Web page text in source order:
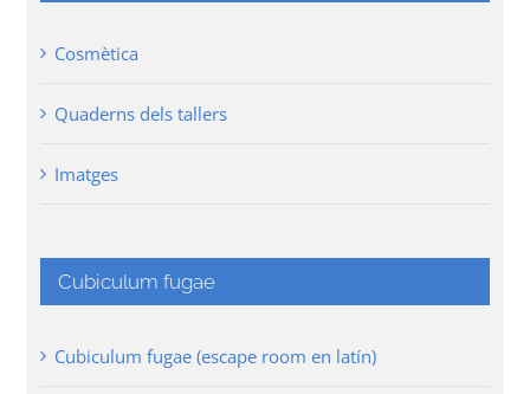
Cosmètica
Quaderns dels tallers
Imatges
Cubiculum fugae
Cubiculum fugae (escape room en latín)